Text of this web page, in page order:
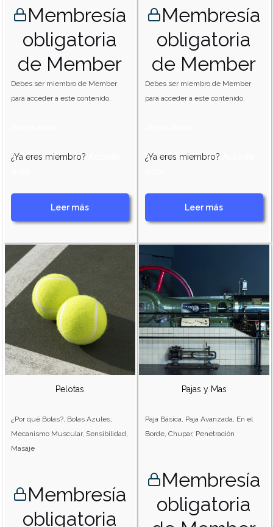
Membresía
obligatoria
de Member
Debes ser miembro de Member
para acceder a este contenido.
¿Ya eres miembro?
Leer más
Membresía
obligatoria
de Member
Debes ser miembro de Member
para acceder a este contenido.
¿Ya eres miembro?
Leer más
Pelotas
¿Por qué Bolas?, Bolas Azules,
Mecanismo Muscular, Sensibilidad,
Masaje
Membresía
obligatoria
Pajas y Mas
Paja Básica, Paja Avanzada, En el
Borde, Chupar, Penetración
Membresía
obligatoria